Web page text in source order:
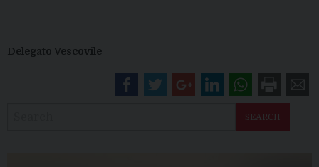
Delegato Vescovile
SEARCH